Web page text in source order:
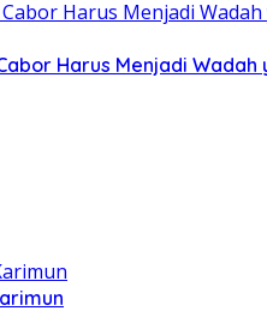
Harus Menjadi